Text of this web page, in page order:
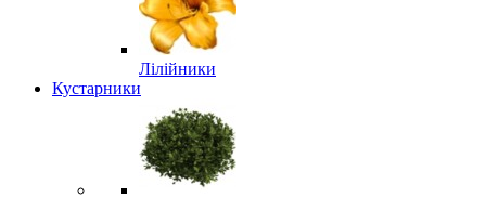
Лілійники
Кустарники